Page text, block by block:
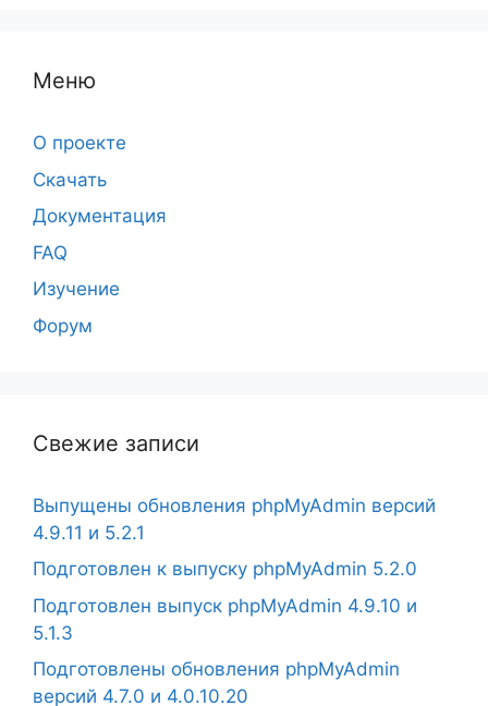
Меню
О проекте
Скачать
Документация
FAQ
Изучение
Форум
Свежие записи
Выпущены обновления phpMyAdmin версий
4.9.11 и 5.2.1
Подготовлен к выпуску phpMyAdmin 5.2.0
Подготовлен выпуск phpMyAdmin 4.9.10 и
5.1.3
Подготовлены обновления phpMyAdmin
версий 4.7.0 и 4.0.10.20